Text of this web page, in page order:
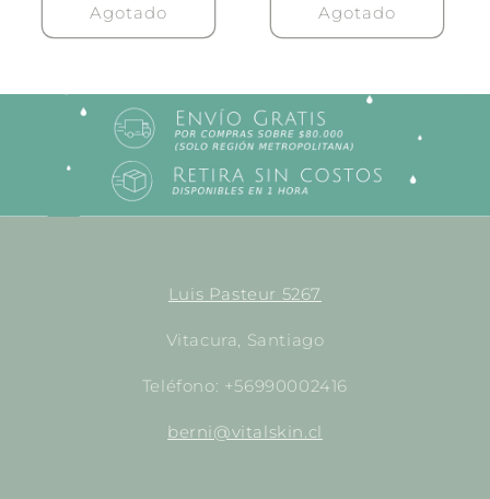
Agotado Agotado
Luis Pasteur 5267
Vitacura, Santiago
Teléfono: +56990002416
berni@vitalskin.cl